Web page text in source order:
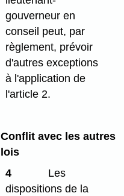
gouverneur en
conseil peut, par
règlement, prévoir
d'autres exceptions
à l'application de
l'article 2.
Conflit avec les autres
lois
4
Les
dispositions de la